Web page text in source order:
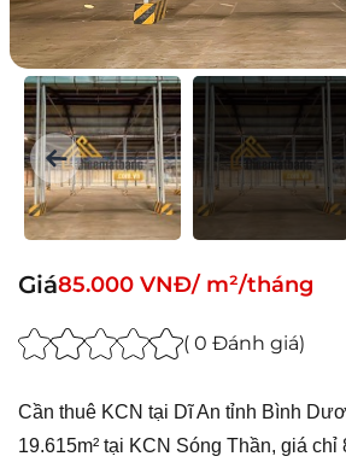
Giá85.000 VNĐ/ m²/tháng
( 0 Đánh giá)
Cần thuê KCN tại Dĩ An tỉnh Bình
19.615m² tại KCN Sóng Thần, giá chỉ